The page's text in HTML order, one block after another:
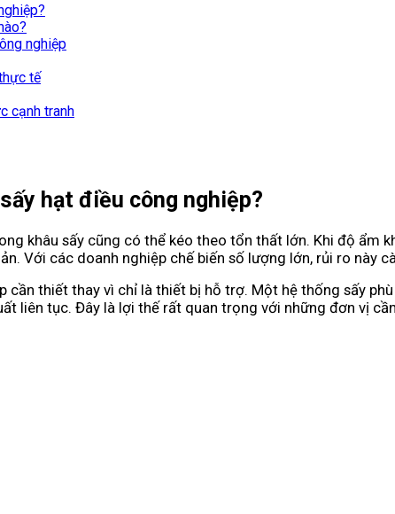
nghiệp
tế
cạnh tranh
hạt điều công nghiệp?
khâu sấy cũng có thể kéo theo tổn thất lớn. Khi độ ẩm
Với các doanh nghiệp chế biến số lượng lớn, rủi ro này
thiết thay vì chỉ là thiết bị hỗ trợ. Một hệ thống sấy
liên tục. Đây là lợi thế rất quan trọng với những đơn vị